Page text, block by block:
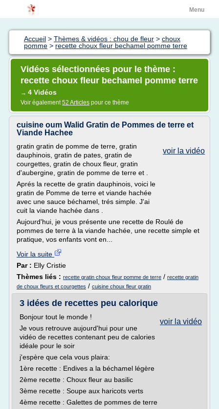
Menu
Accueil > Thèmes & vidéos : chou de fleur > choux
pomme > recette choux fleur bechamel pomme terre
Vidéos sélectionnées pour le thème :
recette choux fleur bechamel pomme terre
→ 4 Vidéos
Voir également52 Articles pour ce thème
cuisine oum Walid Gratin de Pommes de terre et
Viande Hachee
voir la vidéo
gratin gratin de pomme de terre, gratin
dauphinois, gratin de pates, gratin de
courgettes, gratin de choux fleur, gratin
d'aubergine, gratin de pomme de terre et .
Aprés la recette de gratin dauphinois, voici le
gratin de Pomme de terre et viande hachée
avec une sauce béchamel, trés simple. J'ai
cuit la viande hachée dans .
Aujourd'hui, je vous présente une recette de Roulé de
pommes de terre à la viande hachée, une recette simple et
pratique, vos enfants vont en...
Voir la suite
Par : Elly Cristie
Thèmes liés : recette gratin choux fleur pomme de terre / recette gratin
de choux fleurs et courgettes / cuisine choux fleur gratin
3 idées de recettes peu calorique
voir la vidéo
Bonjour tout le monde !
Je vous retrouve aujourd'hui pour une
vidéo de recettes contenant peu de calories
idéale pour le soir
j'espère que cela vous plaira:
1ère recette : Endives a la béchamel légère
2ème recette : Choux fleur au basilic
3ème recette : Soupe aux haricots verts
4ème recette : Galettes de pommes de terre